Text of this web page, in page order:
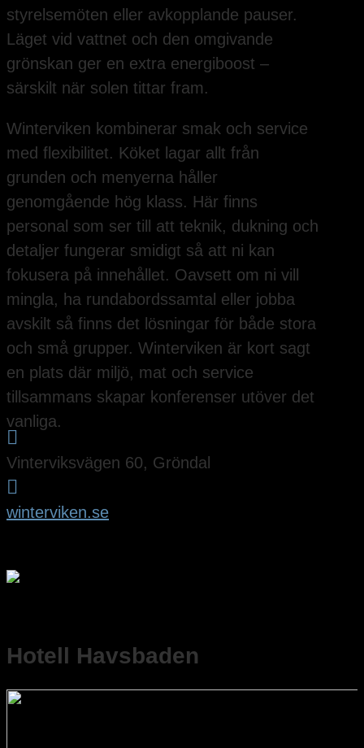
styrelsemöten eller avkopplande pauser.
Läget vid vattnet och den omgivande
grönskan ger en extra energiboost –
särskilt när solen tittar fram.
Winterviken kombinerar smak och service
med flexibilitet. Köket lagar allt från
grunden och menyerna håller
genomgående hög klass. Här finns
personal som ser till att teknik, dukning och
detaljer fungerar smidigt så att ni kan
fokusera på innehållet. Oavsett om ni vill
mingla, ha rundabordssamtal eller jobba
avskilt så finns det lösningar för både stora
och små grupper. Winterviken är kort sagt
en plats där miljö, mat och service
tillsammans skapar konferenser utöver det
vanliga.

Vinterviksvägen 60, Gröndal

winterviken.se
Hotell Havsbaden